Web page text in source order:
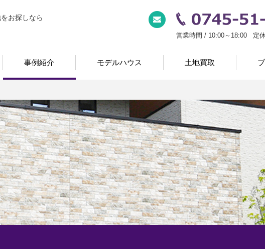
一戸建て、土地、分譲ならお任せください
お探しなら
お問い合わせ
営業時間 / 10:00～18:00 定
事例紹介 モデルハウス 土地買取